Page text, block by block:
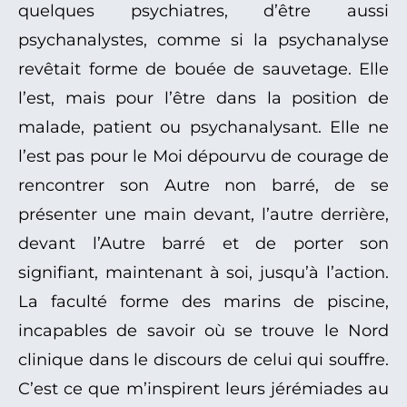
quelques psychiatres, d’être aussi
psychanalystes, comme si la psychanalyse
revêtait forme de bouée de sauvetage. Elle
l’est, mais pour l’être dans la position de
malade, patient ou psychanalysant. Elle ne
l’est pas pour le Moi dépourvu de courage de
rencontrer son Autre non barré, de se
présenter une main devant, l’autre derrière,
devant l’Autre barré et de porter son
signifiant, maintenant à soi, jusqu’à l’action.
La faculté forme des marins de piscine,
incapables de savoir où se trouve le Nord
clinique dans le discours de celui qui souffre.
C’est ce que m’inspirent leurs jérémiades au